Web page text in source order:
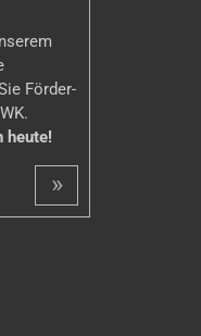
Förder-
heute!
»